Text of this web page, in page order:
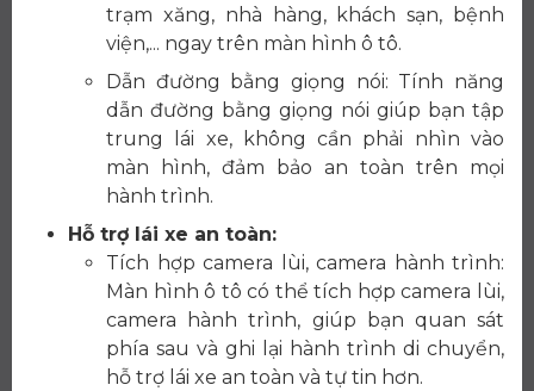
trạm xăng, nhà hàng, khách sạn, bệnh
viện,... ngay trên màn hình ô tô.
Dẫn đường bằng giọng nói: Tính năng
dẫn đường bằng giọng nói giúp bạn tập
trung lái xe, không cần phải nhìn vào
màn hình, đảm bảo an toàn trên mọi
hành trình.
Hỗ trợ lái xe an toàn:
Tích hợp camera lùi, camera hành trình:
Màn hình ô tô có thể tích hợp camera lùi,
camera hành trình, giúp bạn quan sát
phía sau và ghi lại hành trình di chuyển,
hỗ trợ lái xe an toàn và tự tin hơn.